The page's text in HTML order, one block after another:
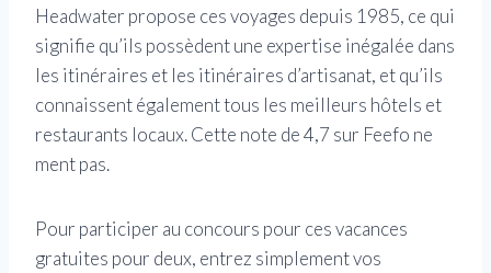
Headwater propose ces voyages depuis 1985, ce qui
signifie qu’ils possèdent une expertise inégalée dans
les itinéraires et les itinéraires d’artisanat, et qu’ils
connaissent également tous les meilleurs hôtels et
restaurants locaux. Cette note de 4,7 sur Feefo ne
ment pas.
Pour participer au concours pour ces vacances
gratuites pour deux, entrez simplement vos